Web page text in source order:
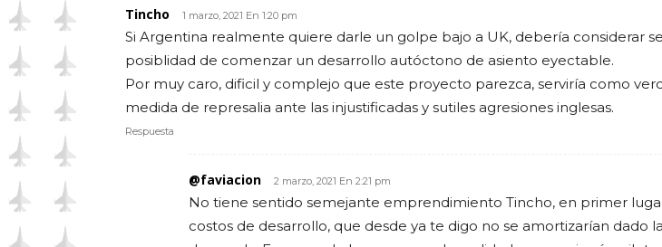
Tincho 1 marzo, 2021 En 1:20 pm
Si Argentina realmente quiere darle un golpe bajo a UK, debería considerar
posiblidad de comenzar un desarrollo autóctono de asiento eyectable.
Por muy caro, dificil y complejo que este proyecto parezca, serviría como
medida de represalia ante las injustificadas y sutiles agresiones inglesas.
Respuesta
@faviacion 2 marzo, 2021 En 2:21 pm
No tiene sentido semejante emprendimiento Tincho, en primer
costos de desarrollo, que desde ya te digo no se amortizarían dado